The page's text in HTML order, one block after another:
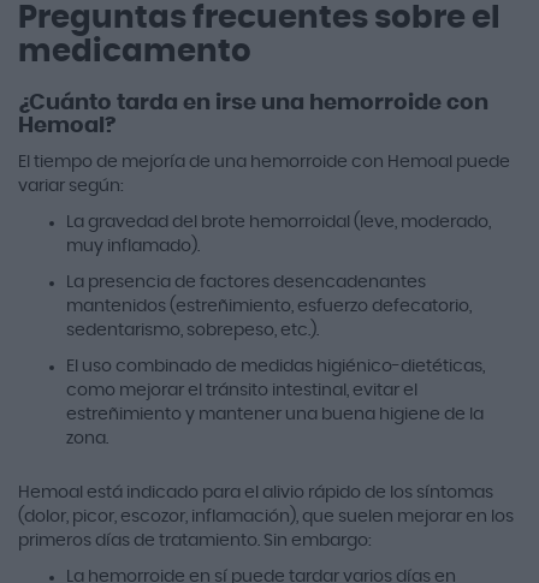
Preguntas frecuentes sobre el
medicamento
¿Cuánto tarda en irse una hemorroide con
Hemoal?
El tiempo de mejoría de una hemorroide con Hemoal puede
variar según:
La gravedad del brote hemorroidal (leve, moderado,
muy inflamado).
La presencia de factores desencadenantes
mantenidos (estreñimiento, esfuerzo defecatorio,
sedentarismo, sobrepeso, etc.).
El uso combinado de medidas higiénico-dietéticas,
como mejorar el tránsito intestinal, evitar el
estreñimiento y mantener una buena higiene de la
zona.
Hemoal está indicado para el alivio rápido de los síntomas
(dolor, picor, escozor, inflamación), que suelen mejorar en los
primeros días de tratamiento. Sin embargo:
La hemorroide en sí puede tardar varios días en